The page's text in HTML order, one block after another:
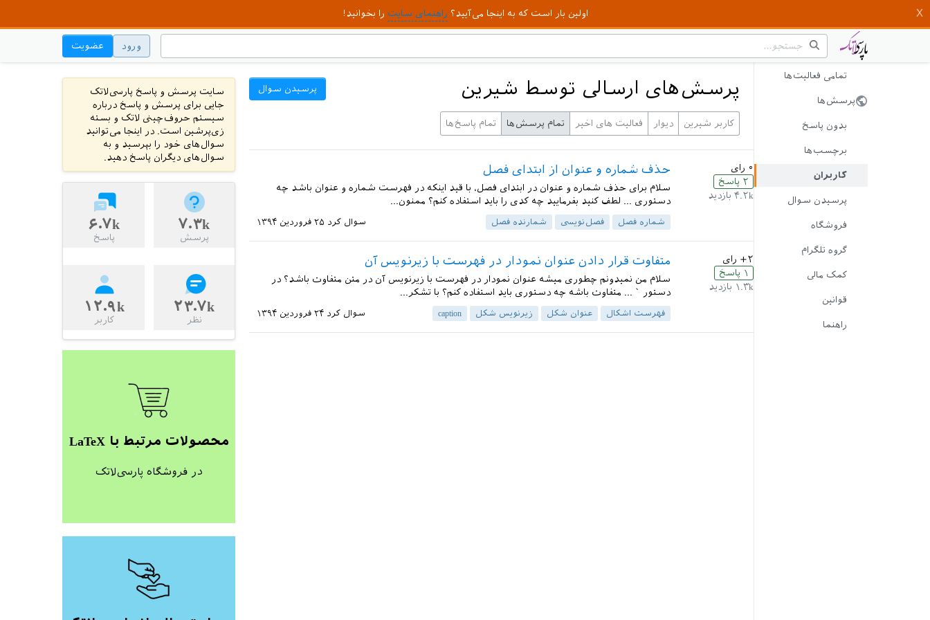
اولین بار است که به اینجا می‌آیید؟ راهنمای سایت را بخوانید!
ورود عضویت
تمامی فعالیت‌ها
پرسش‌ها
بدون پاسخ
برچسب‌ها
کاربران
پرسیدن سوال
فروشگاه
گروه تلگرام
کمک مالی
قوانین
راهنما
پرسش‌های ارسالی توسط شیرین پرسیدن سوال
کاربر شیرین دیوار فعالیت های اخیر تمام پرسش‌ها تمام پاسخ‌ها
۰ رای
۲ پاسخ
۴.۲k بازدید
حذف شماره و عنوان از ابتدای فصل
سلام برای حذف شماره و عنوان در ابتدای فصل، با قید اینکه در فهرست شماره و عنوان باشد چه
دستوری ... لطف کنید بفرمایید چه کدی را باید استفاده کنم؟ ممنون...
شماره فصل فصل‌نویسی شمارنده فصل سوال کرد ۲۵ فروردین ۱۳۹۴
+۲ رای
۱ پاسخ
۱.۳k بازدید
متفاوت قرار دادن عنوان نمودار در فهرست با زیرنویس آن
سلام من نمیدونم چطوری میشه عنوان نمودار در فهرست با زیرنویس آن در متن متفاوت باشد؟ در
دستور ` ... متفاوت باشه چه دستوری باید استفاده کنم؟ با تشکر...
فهرست اشکال عنوان شکل زیرنویس شکل caption سوال کرد ۲۴ فروردین ۱۳۹۴
سایت پرسش و پاسخ پارسی‌لاتک
جایی برای پرسش و پاسخ درباره
سیستم حروف‌چینی لاتک و بسته
زی‌پرشین است. در اینجا می‌توانید
سوال‌های خود را بپرسید و به
سوال‌های دیگران پاسخ دهید.
۷.۳k
پرسش
۶.۷k
پاسخ
۲۳.۷k
نظر
۱۲.۹k
کاربر
محصولات مرتبط با LaTeX
در فروشگاه پارسی‌لاتک